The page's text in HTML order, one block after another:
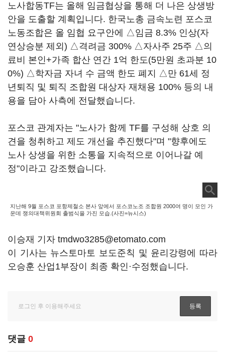
노사합동TF는 올해 임금협상을 통해 더 나은 상생방
안을 도출할 계획입니다. 한국노총 금속노련 포스코
노동조합은 올 임협 요구안에 △임금 8.3% 인상(자
연상승분 제외) △격려금 300% △자사주 25주 △의
료비 본인+가족 합산 연간 1억 한도(5만원 초과분 10
0%) △학자금 자녀 수 금액 한도 폐지 △만 61세 정
년퇴직 및 퇴직 조합원 대상자 재채용 100% 등의 내
용을 담아 사측에 전달했습니다.
포스코 관계자는 "노사가 함께 TF를 구성해 상호 의
견을 청취하고 제도 개선을 추진했다"며 "향후에도
노사 상생을 위한 소통을 지속적으로 이어나갈 예
정"이라고 강조했습니다.
지난해 9월 포스코 포항제철소 본사 앞에서 포스코노조 조합원 2000여 명이 모인 가
운데 쟁의대책위원회 출범식을 가진 모습.(사진=뉴시스)
이승재 기자 tmdwo3285@etomato.com
이 기사는 뉴스토마토 보도준칙 및 윤리강령에 따라
오승훈 산업1부장이 최종 확인·수정했습니다.
댓글 0